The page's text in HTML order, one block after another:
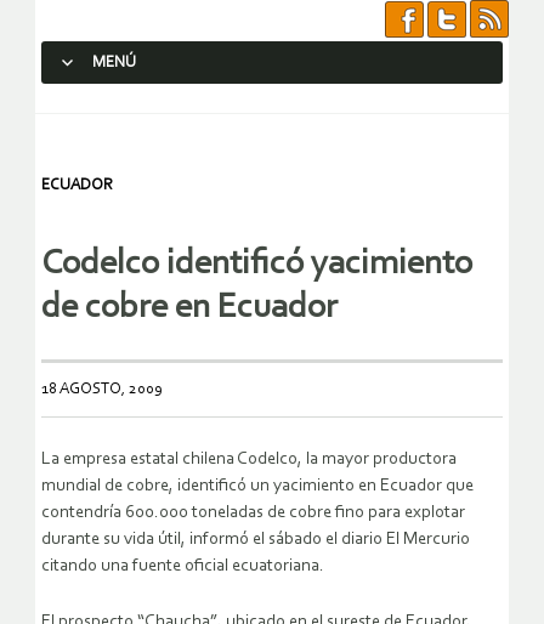
MENÚ
ECUADOR
Codelco identificó yacimiento
de cobre en Ecuador
18 AGOSTO, 2009
La empresa estatal chilena Codelco, la mayor productora
mundial de cobre, identificó un yacimiento en Ecuador que
contendría 600.000 toneladas de cobre fino para explotar
durante su vida útil, informó el sábado el diario El Mercurio
citando una fuente oficial ecuatoriana.